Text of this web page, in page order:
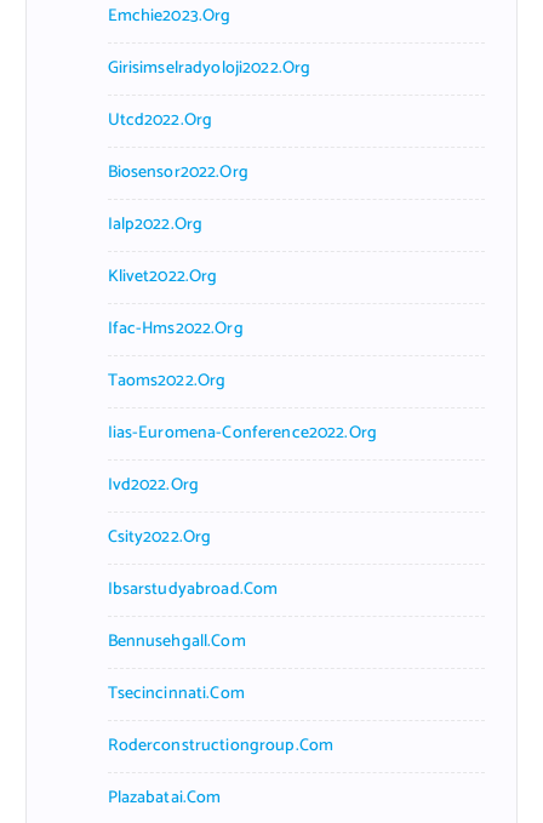
Emchie2023.org
Girisimselradyoloji2022.org
Utcd2022.org
Biosensor2022.org
Ialp2022.org
Klivet2022.org
Ifac-Hms2022.org
Taoms2022.org
Iias-Euromena-Conference2022.org
Ivd2022.org
Csity2022.org
Ibsarstudyabroad.com
Bennusehgall.com
Tsecincinnati.com
Roderconstructiongroup.com
Plazabatai.com